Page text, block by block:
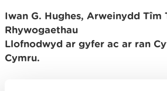
Iwan G. Hughes, Arweinydd Tîm
Rhywogaethau
Llofnodwyd ar gyfer ac ar ran
Cymru.